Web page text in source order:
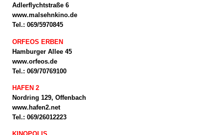
Adlerflychtstraße 6
www.malsehnkino.de
Tel.: 069/5970845
ORFEOS ERBEN
Hamburger Allee 45
www.orfeos.de
Tel.: 069/70769100
HAFEN 2
Nordring 129, Offenbach
www.hafen2.net
Tel.: 069/26012223